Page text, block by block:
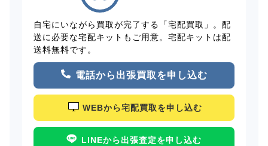
自宅にいながら買取が完了する「宅配買取」。配
送に必要な宅配キットもご用意。宅配キットは配
送料無料です。
電話から出張買取を申し込む
WEBから宅配買取を申し込む
LINEから出張査定を申し込む